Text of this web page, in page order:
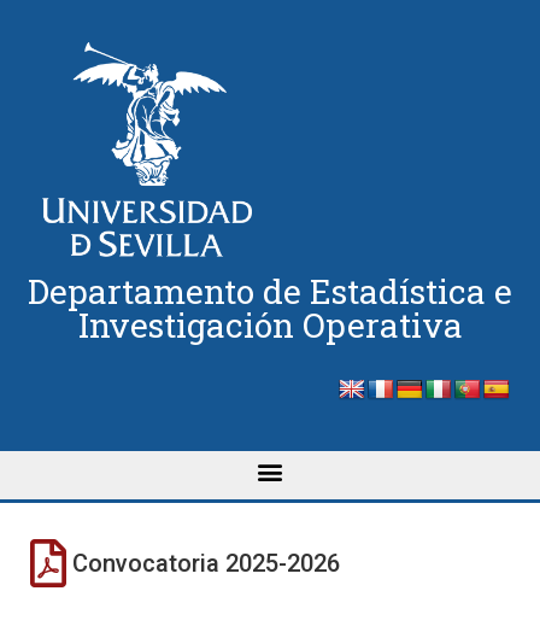
Departamento de Estadística e
Investigación Operativa
Convocatoria 2025-2026